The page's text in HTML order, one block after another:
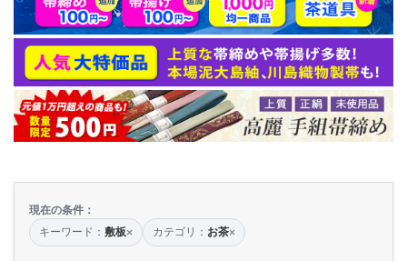
現在の条件：
キーワード： 敷板× カテゴリ： お茶×